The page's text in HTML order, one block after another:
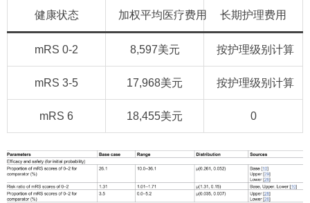
健康状态 加权平均医疗费用 长期护理费用
mRS 0-2 8,597美元 按护理级别计算
mRS 3-5 17,968美元 按护理级别计算
mRS 6 18,455美元 0